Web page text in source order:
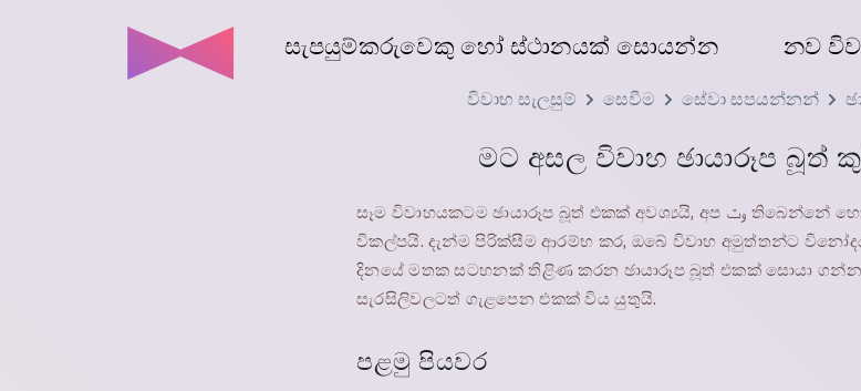
සැපයුම්කරුවෙකු හෝ ස්ථානයක් සොයන්න නව
විවාහ සැලසුම් සෙවීම සේවා සපයන්නන්
මට අසල විවාහ ඡායාරූප බූත්
සෑම විවාහයකටම ඡායාරූප බූත් එකක් අවශ්‍යයි, අප وٽ තිබෙන්නේ හොඳම සහ වඩාත් විවිධාකාර කුලී
විකල්පයි. දැන්ම පිරික්සීම ආරම්භ කර, ඔබේ විවාහ අමුත්තන්ට
දිනයේ මතක සටහනක් තිළිණ කරන ඡායාරූප බූත් එකක් සොයා ගන්න.
සැරසිලිවලටත් ගැළපෙන එකක් විය යුතුයි.
පළමු පියවර